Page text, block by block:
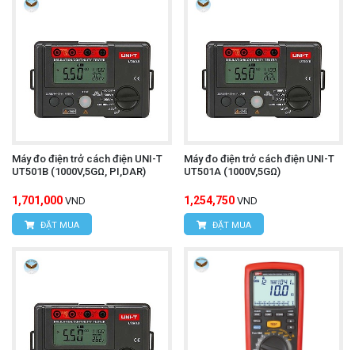
Máy đo điện trở cách điện UNI-T
UT501B (1000V,5GΩ, PI,DAR)
1,701,000 VND
ĐẶT MUA
Máy đo điện trở cách điện UNI-T
UT501A (1000V,5GΩ)
1,254,750 VND
ĐẶT MUA